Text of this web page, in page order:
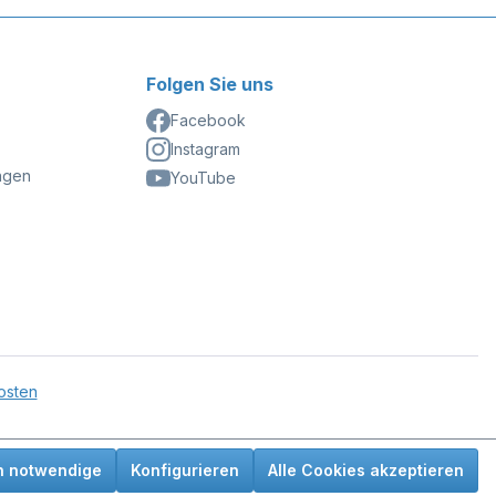
Folgen Sie uns
Facebook
Instagram
YouTube
notwendige Konfigurieren Alle Cookies akzeptieren